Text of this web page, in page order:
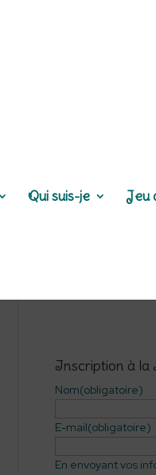
Qui suis-je Jeu
Inscription à la
Nom(obligatoire)
E-mail(obligatoire)
En envoyant vos